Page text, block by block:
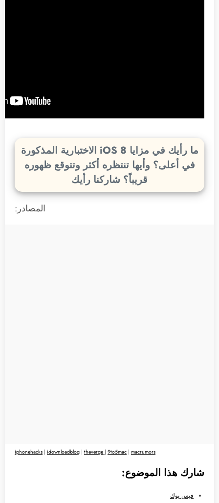
ما رأيك في مزايا iOS 8 الاختبارية المذكورة
في أعلى؟ وأيها تنتظره أكثر وتتوقع ظهوره
قريباً؟ شاركنا رأيك
المصادر:
iphonehacks | idownloadblog | theverge | 9to5mac | macrumors
شارك هذا الموضوع:
فيس بوك